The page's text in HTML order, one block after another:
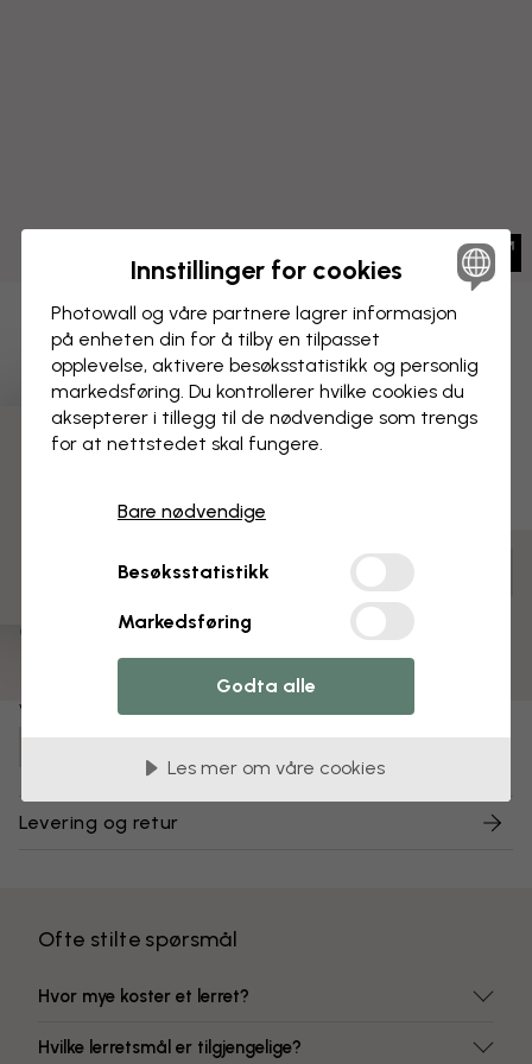
Rossie verdskart på spansk
LERRETSBILDE
Tilpass og bestill
Ferdig montert og klar til oppheng
Fargeekte farger
Varenummer:
Levering og retur
Ofte stilte spørsmål
Hvor mye koster et lerret?
Hvilke lerretsmål er tilgjengelige?
Innstillinger for cookies
Photowall og våre partnere lagrer informasjon
på enheten din for å tilby en tilpasset
opplevelse, aktivere besøks­statistikk og personlig
markedsføring. Du kontrollerer hvilke cookies du
aksepterer i tillegg til de nødvendige som trengs
for at nettstedet skal fungere.
Bare nødvendige
Besøksstatistikk
Markedsføring
Godta alle
Les mer om våre cookies